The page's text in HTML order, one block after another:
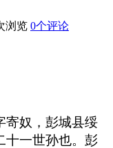
浏览 0个评论
寄奴，彭城县绥
十一世孙也。彭